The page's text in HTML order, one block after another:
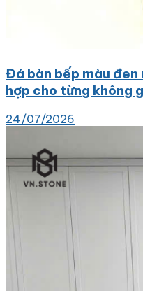
Đá bàn bếp màu đen
hợp cho từng không
24/07/2026